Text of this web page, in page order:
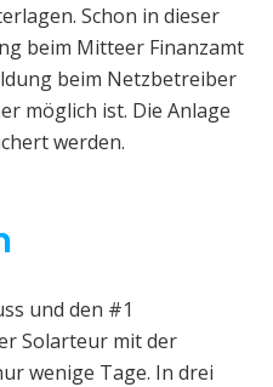
Schon in dieser
beim Mitteer Finanzamt
beim Netzbetreiber
möglich ist. Die Anlage
werden.
und den #1
Solarteur mit der
wenige Tage. In drei